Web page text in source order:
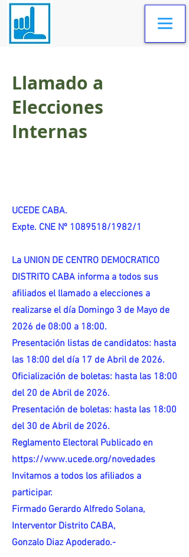
Llamado a
Elecciones
Internas
UCEDE CABA.
Expte. CNE Nº 1089518/1982/1
La UNION DE CENTRO DEMOCRATICO
DISTRITO CABA informa a todos sus
afiliados el llamado a elecciones a
realizarse el día Domingo 3 de Mayo de
2026 de 08:00 a 18:00.
Presentación listas de candidatos: hasta
las 18:00 del día 17 de Abril de 2026.
Oficialización de boletas: hasta las 18:00
del 20 de Abril de 2026.
Presentación de boletas: hasta las 18:00
del 30 de Abril de 2026.
Reglamento Electoral Publicado en
https://www.ucede.org/novedades
Invitamos a todos los afiliados a
participar.
Firmado Gerardo Alfredo Solana,
Interventor Distrito CABA,
Gonzalo Diaz Apoderado.-